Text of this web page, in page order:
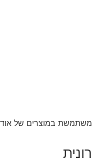
משתמשת במוצרים של אודם
רונית